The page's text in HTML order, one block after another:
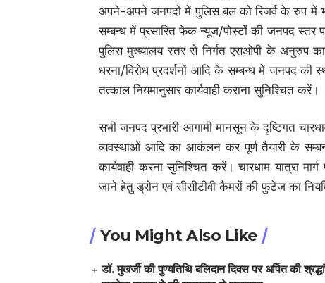
अपने-अपने जनपदों में पुलिस बल को रिजर्व के रुप में
सम्बन्ध में प्रसारित फेक न्यूज/पोस्टों की जनपद स्तर
पुलिस मुख्यालय स्तर से निर्गत एसओपी के अनुरुप
धरना/विरोध प्रदर्शनों आदि के सम्बन्ध में जनपद की
तत्काल नियमानुसार कार्यवाही कराना सुनिश्चित करें।
सभी जनपद प्रभारी आगामी मानसून के दृष्टिगत
व्यवस्थाओं आदि का आकंलन कर पूर्ण तैयारी के
कार्यवाही करना सुनिश्चित करें। चारधाम यात्रा
जाने हेतु ड्रोन एवं सीसीटीवी कैमरों की फुटेज का
You Might Also Like
डॉ. मुखर्जी की पुण्यतिथि बलिदान दिवस पर अर्पित की